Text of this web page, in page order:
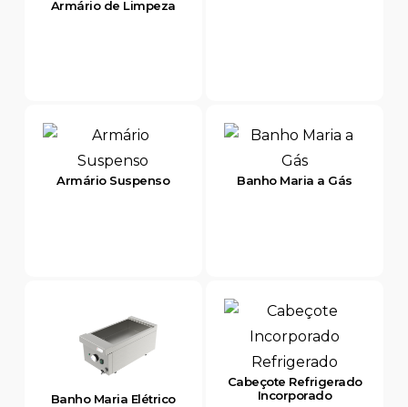
Armário de Limpeza
Armário Suspenso Banho Maria a Gás
Banho Maria Elétrico
Cabeçote Refrigerado
Incorporado